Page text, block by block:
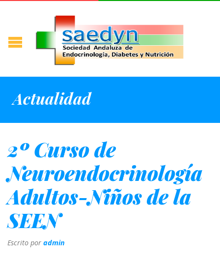
Actualidad
2º Curso de
Neuroendocrinología
Adultos-Niños de la
SEEN
Escrito por admin